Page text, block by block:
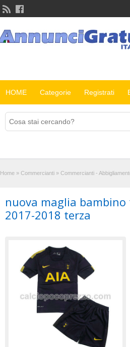
HOME Categorie Registrati
Home » Commercianti » Commercianti -
nuova maglia
2017-2018 terza